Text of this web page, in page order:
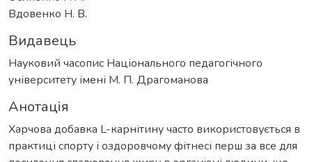
Вдовенко Н. В.
Видавець
Науковий часопис Національного педагогічного
університету імені М. П. Драгоманова
Анотація
Харчова добавка L-карнітину часто використовується в
практиці спорту і оздоровчому фітнесі перш за все для